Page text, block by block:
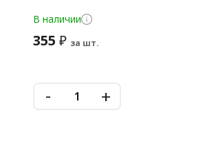
В наличии
355 ₽ за шт.
- +